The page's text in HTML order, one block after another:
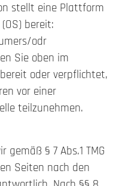
stellt eine Plattform
bereit:
odr
Sie oben im
oder verpflichtet,
vor einer
teilzunehmen.
§ 7 Abs.1 TMG
Seiten nach den